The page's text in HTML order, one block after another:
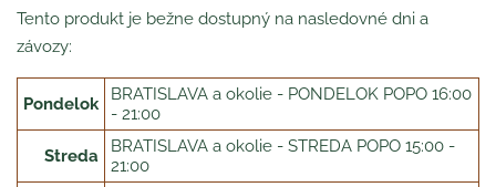
Tento produkt je bežne dostupný na nasledovné dni a
závozy:
Pondelok
BRATISLAVA a okolie - PONDELOK POPO 16:00
- 21:00
Streda
BRATISLAVA a okolie - STREDA POPO 15:00 -
21:00